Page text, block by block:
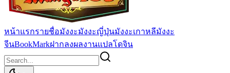
หน้าแรกรายชื่อมังงะมังงะญี่ปุ่นมังงะเกาหลีมังงะ
จีนBookMarkฝากลงผลงานแปลโดจิน